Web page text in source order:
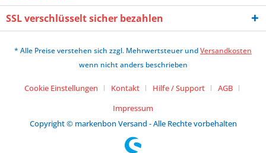
SSL verschlüsselt sicher bezahlen
* Alle Preise verstehen sich zzgl. Mehrwertsteuer undVersandkosten
wenn nicht anders beschrieben
Cookie Einstellungen Kontakt Hilfe / Support
AGB
Impressum
Copyright © markenbon Versand - Alle Rechte vorbehalten